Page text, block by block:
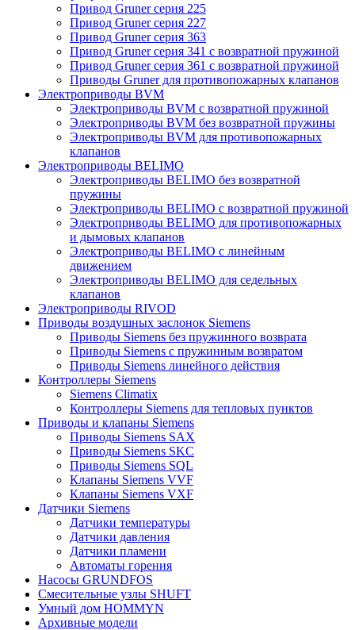
Привод Gruner серия 225
Привод Gruner серия 227
Привод Gruner серия 363
Привод Gruner серия 341 с возвратной пружиной
Привод Gruner серия 361 с возвратной пружиной
Приводы Gruner для противопожарных клапанов
Электроприводы BVM
Электроприводы BVM с возвратной пружиной
Электроприводы BVM без возвратной пружины
Электроприводы BVM для противопожарных
клапанов
Электроприводы BELIMO
Электроприводы BELIMO без возвратной
пружины
Электроприводы BELIMO с возвратной пружиной
Электроприводы BELIMO для противопожарных
и дымовых клапанов
Электроприводы BELIMO с линейным
движением
Электроприводы BELIMO для седельных
клапанов
Электроприводы RIVOD
Приводы воздушных заслонок Siemens
Приводы Siemens без пружинного возврата
Приводы Siemens с пружинным возвратом
Приводы Siemens линейного действия
Контроллеры Siemens
Siemens Climatix
Контроллеры Siemens для тепловых пунктов
Приводы и клапаны Siemens
Приводы Siemens SAX
Приводы Siemens SKC
Приводы Siemens SQL
Клапаны Siemens VVF
Клапаны Siemens VXF
Датчики Siemens
Датчики температуры
Датчики давления
Датчики пламени
Автоматы горения
Насосы GRUNDFOS
Смесительные узлы SHUFT
Умный дом HOMMYN
Архивные модели